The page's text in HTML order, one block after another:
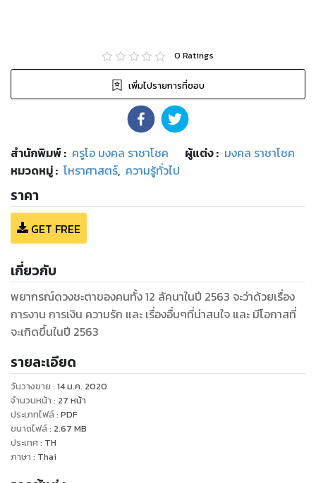
0 Ratings
เพิ่มไปรายการที่ชอบ
สำนักพิมพ์: ครูโอ มงคล ราชาโชค ผู้แต่ง : มงคล ราชาโชค
หมวดหมู่: โหราศาสตร์, ความรู้ทั่วไป
ราคา
GET FREE
เกี่ยวกับ
พยากรณ์ดวงชะตาของคนทั้ง 12 ลัคนาในปี 2563 จะว่าด้วยเรื่อง
การงาน การเงิน ความรัก และ เรื่องอื่นๆที่น่าสนใจ และ มีโอกาสที่
จะเกิดขึ้นในปี 2563
รายละเอียด
วันวางขาย : 14 ม.ค. 2020
จำนวนหน้า : 27 หน้า
ประเภทไฟล์: PDF
ขนาดไฟล์: 2.67 MB
ประเทศ: TH
ภาษา : Thai